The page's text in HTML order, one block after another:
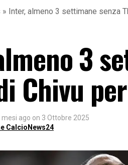
» Inter, almeno 3 settimane senza
3
Chivu
mesi ago on 3 Ottobre 2025
CalcioNews24